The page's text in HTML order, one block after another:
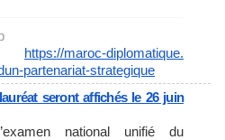
: https://maroc-diplomatique.
partenariat-strategique
seront affichés le 26 juin
national unifié du